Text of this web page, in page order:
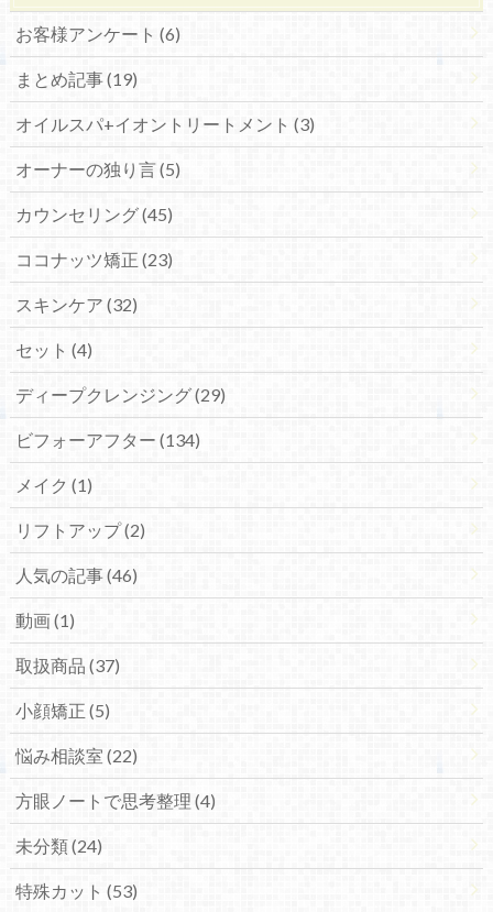
お客様アンケート (6)
まとめ記事 (19)
オイルスパ+イオントリートメント (3)
オーナーの独り言 (5)
カウンセリング (45)
ココナッツ矯正 (23)
スキンケア (32)
セット (4)
ディープクレンジング (29)
ビフォーアフター (134)
メイク (1)
リフトアップ (2)
人気の記事 (46)
動画 (1)
取扱商品 (37)
小顔矯正 (5)
悩み相談室 (22)
方眼ノートで思考整理 (4)
未分類 (24)
特殊カット (53)